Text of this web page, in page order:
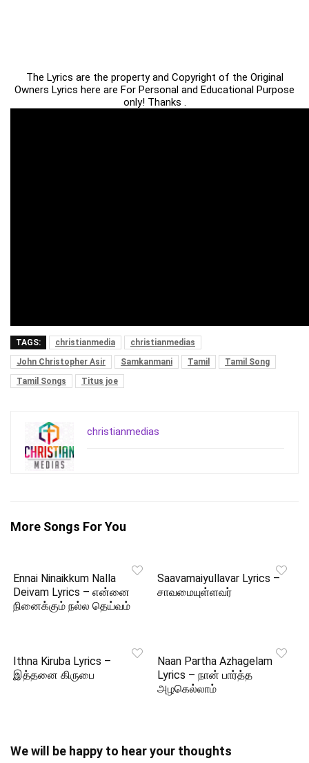
The Lyrics are the property and Copyright of the Original
Owners Lyrics here are For Personal and Educational Purpose
only! Thanks .
TAGS: christianmedia
christianmedias
John Christopher Asir
Samkanmani Tamil
Tamil Song
Tamil Songs
Titus joe
christianmedias
More Songs For You
Ennai Ninaikkum Nalla
Deivam Lyrics – என்னை
நினைக்கும் நல்ல தெய்வம்
Saavamaiyullavar Lyrics –
சாவமையுள்ளவர்
Ithna Kiruba Lyrics –
இத்தனை கிருபை
Naan Partha Azhagelam
Lyrics – நான் பார்த்த
அழகெல்லாம்
We will be happy to hear your thoughts